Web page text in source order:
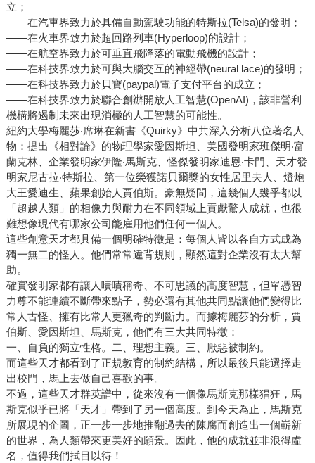
比任何人都願意冒風險。2010 年6 月，獵鷹九號首度嘗試無
人飛行進入軌道。發射前無線電射頻檢查依舊有瑕疵。
SpaceX 發射和測試部門副總裁布札告訴馬斯克，可能要再延
遲一段時間才能執行任務。馬斯克看著數據，一如既往地比
其他人願意冒更大的風險。「這樣已經夠好了，我們發射
吧。」他說。 布札說：「和馬斯克工作很重要的一點是，如
果你告訴他有什麼風險，然後把工程數據拿給他看，他就會
迅速進行評估，將責任從你的身上轉移到他自己身上。」 他
走過生產地獄，悟出五大管理金律 他用一對鷹眼盯著成本，
想方設法要讓成本降低，因為能否發揮成本效益是他實現終
極目標的關鍵。有一次，他們需要可以讓入軌段火箭引擎噴
嘴轉動的致動器。供應商回報，零件價格是12 萬美元。馬斯
克說，這東西並不複雜，他判斷難度跟車庫開關差不多，於
是要工程師用5,000 美元的成本製造出來。結果，SpaceX技
術長穆勒底下一名年輕工程師，真的發現可以把洗車系統混
合液體的閥門拿來改造，變成控制火箭燃料輸送的閥門，讓
成本大幅下降。 他曾歷經特斯拉的生產地獄，並從中悟出五
大工廠管理金律：質疑每一項要求、盡可能刪除任何零件或
流程、每次都要優化、加速週期時間、做到上述四點之後再
自動化。 他說，不要怕輸。「你會輸，前面五十次，你會感
覺很受傷。當你習慣了輸，每次玩遊戲時就不會那麼情緒
化。」你會更大膽，冒更多風險。
立；
—―在汽車界致力於具備自動駕駛功能的特斯拉(Telsa)的發明；
—―在火車界致力於超回路列車(Hyperloop)的設計；
—―在航空界致力於可垂直飛降落的電動飛機的設計；
—―在科技界致力於可與大腦交互的神經帶(neural lace)的發明；
—―在科技界致力於貝寶(paypal)電子支付平台的成立；
—―在科技界致力於聯合創辦開放人工智慧(OpenAI)，該非營利
機構將遏制未來出現消極的人工智慧的可能性。
紐約大學梅麗莎‧席琳在新書《Quirky》中共深入分析八位著名人
物：提出《相對論》的物理學家愛因斯坦、美國發明家班傑明‧富
蘭克林、企業發明家伊隆‧馬斯克、怪傑發明家迪恩‧卡門、天才發
明家尼古拉‧特斯拉、第一位榮獲諾貝爾獎的女性居里夫人、燈炮
大王愛迪生、蘋果創始人賈伯斯。豪無疑問，這幾個人幾乎都以
「超越人類」的相像力與耐力在不同領域上貢獻驚人成就，也很
難想像現代有哪家公司能雇用他們任何一個人。
這些創意天才都具備一個明確特徵是：每個人皆以各自方式成為
獨一無二的怪人。他們常常違背規則，顯然這對企業沒有太大幫
助。
確實發明家都有讓人嘖嘖稱奇、不可思議的高度智慧，但單憑智
力尊不能連續不斷帶來點子，勢必還有其他共同點讓他們變得比
常人古怪、擁有比常人更獵奇的判斷力。而據梅麗莎的分析，賈
伯斯、愛因斯坦、馬斯克，他們有三大共同特徵：
一、自負的獨立性格。二、理想主義。三、厭惡被制約。
而這些天才都看到了正規教育的制約結構，所以最後只能選擇走
出校門，馬上去做自己喜歡的事。
不過，這些天才群英譜中，從來沒有一個像馬斯克那樣猖狂，馬
斯克似乎已將「天才」帶到了另一個高度。到今天為止，馬斯克
所展現的企圖，正一步一步地推翻過去的陳腐而創造出一個嶄新
的世界，為人類帶來更美好的願景。因此，他的成就並非浪得虛
名，值得我們拭目以待！